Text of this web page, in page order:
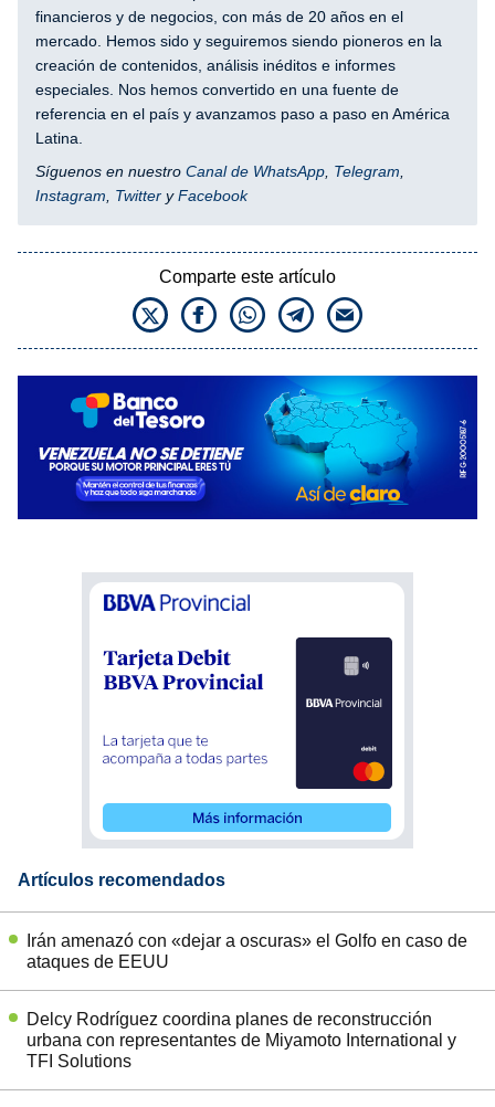
financieros y de negocios, con más de 20 años en el
mercado. Hemos sido y seguiremos siendo pioneros en la
creación de contenidos, análisis inéditos e informes
especiales. Nos hemos convertido en una fuente de
referencia en el país y avanzamos paso a paso en América
Latina.
Síguenos en nuestro Canal de WhatsApp Telegram
Instagram
Twitter yFacebook
Comparte este artículo
Artículos recomendados
Irán amenazó con «dejar a oscuras» el Golfo en caso de
ataques de EEUU
Delcy Rodríguez coordina planes de reconstrucción
urbana con representantes de Miyamoto International y
TFI Solutions